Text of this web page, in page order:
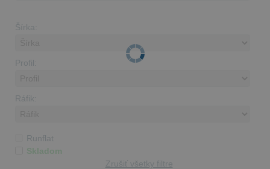
Šírka:
Profil:
Ráfik:
Runflat
Skladom
Zrušiť všetky filtre